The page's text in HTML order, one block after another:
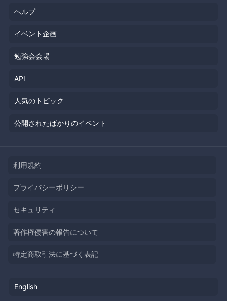
ヘルプ
イベント企画
勉強会会場
API
人気のトピック
公開されたばかりのイベント
利用規約
プライバシーポリシー
セキュリティ
著作権侵害の報告について
特定商取引法に基づく表記
English